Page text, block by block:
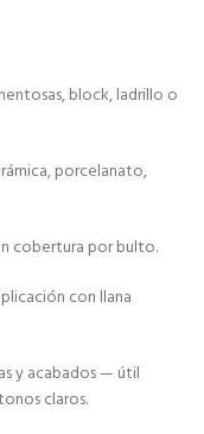
block, ladrillo o
porcelanato,
cobertura por bulto.
con llana
y acabados — útil
claros.